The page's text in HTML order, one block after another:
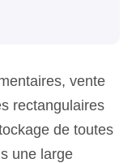
vente
rectangulaires
de toutes
une large